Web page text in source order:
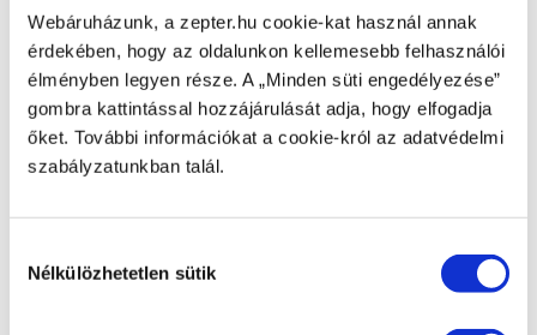
Webáruházunk, a zepter.hu cookie-kat használ annak
érdekében, hogy az oldalunkon kellemesebb felhasználói
élményben legyen része. A „Minden süti engedélyezése”
gombra kattintással hozzájárulását adja, hogy elfogadja
őket. További információkat a cookie-król az adatvédelmi
szabályzatunkban talál.
kiválasztása
Nélkülözhetetlen sütik
masterpiece mixsy MyIon napszemüveg
philip-zepter pirog recept receptek swissological
szemüveg szemüvegek szürkehályog termékajánlás
uv-fény vegán Veganeeta zepter zepterclub
Egészség (21)